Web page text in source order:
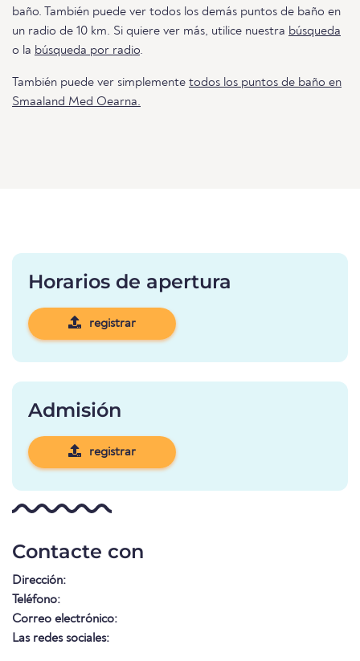
baño. También puede ver todos los demás puntos de baño en
un radio de 10 km. Si quiere ver más, utilice nuestra búsqueda
o la búsqueda por radio.
También puede ver simplemente todos los puntos de baño en
Smaaland Med Oearna.
Horarios de apertura
registrar
Admisión
registrar
Contacte con
Dirección:
Teléfono:
Correo electrónico:
Las redes sociales: